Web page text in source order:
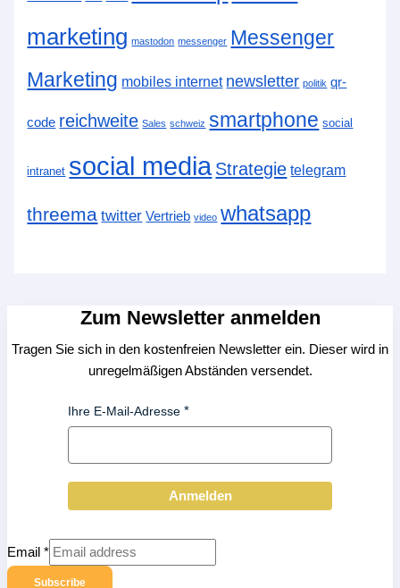
marketing mastodon messenger Messenger
Marketing mobiles internet newsletter politik qr-
code reichweite Sales schweiz smartphone social
intranet social media Strategie telegram
threema twitter Vertrieb video whatsapp
Zum Newsletter anmelden
Tragen Sie sich in den kostenfreien Newsletter ein. Dieser wird in
unregelmäßigen Abständen versendet.
Ihre E-Mail-Adresse
Anmelden
Email *
Subscribe